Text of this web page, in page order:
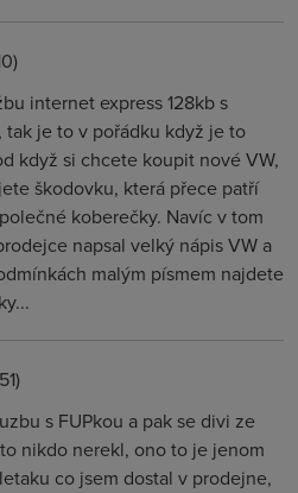
internet express 128kb s
je to v pořádku když je to
když si chcete koupit nové VW,
škodovku, která přece patří
koberečky. Navíc v tom
napsal velký nápis VW a
malým písmem najdete
s FUPkou a pak se divi ze
nikdo nerekl, ono to je jenom
co jsem dostal v prodejne,